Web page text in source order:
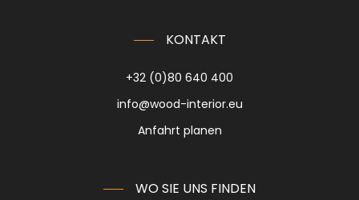
KONTAKT
+32 (0)80 640 400
info@wood-interior.eu
Anfahrt planen
WO SIE UNS FINDEN